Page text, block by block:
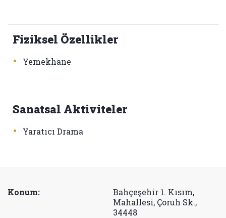
Fiziksel Özellikler
• Yemekhane
Sanatsal Aktiviteler
• Yaratıcı Drama
Konum:
Bahçeşehir 1. Kısım,
Mahallesi, Çoruh Sk.,
34448